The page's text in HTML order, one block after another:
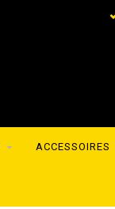
Huge
ACCESSOIRES